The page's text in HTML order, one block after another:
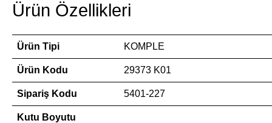
Ürün Özellikleri
Ürün Tipi KOMPLE
Ürün Kodu 29373 K01
Sipariş Kodu 5401-227
Kutu Boyutu